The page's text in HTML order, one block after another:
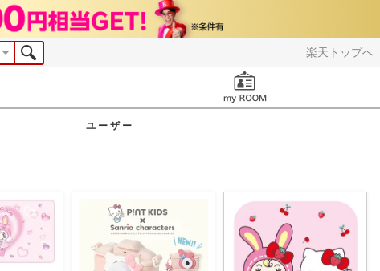
楽天トップへ
ユーザー